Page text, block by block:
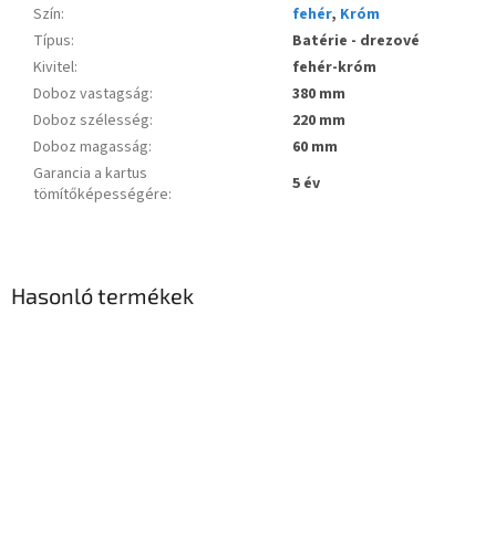
Szín: fehér, Króm
Típus:
Batérie - drezové
Kivitel:
fehér-króm
Doboz vastagság:
380 mm
Doboz szélesség:
220 mm
Doboz magasság:
60 mm
Garancia a kartus
tömítőképességére: 5 év
Hasonló termékek